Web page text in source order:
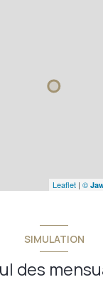
Leaflet | ©
SIMULATION
des